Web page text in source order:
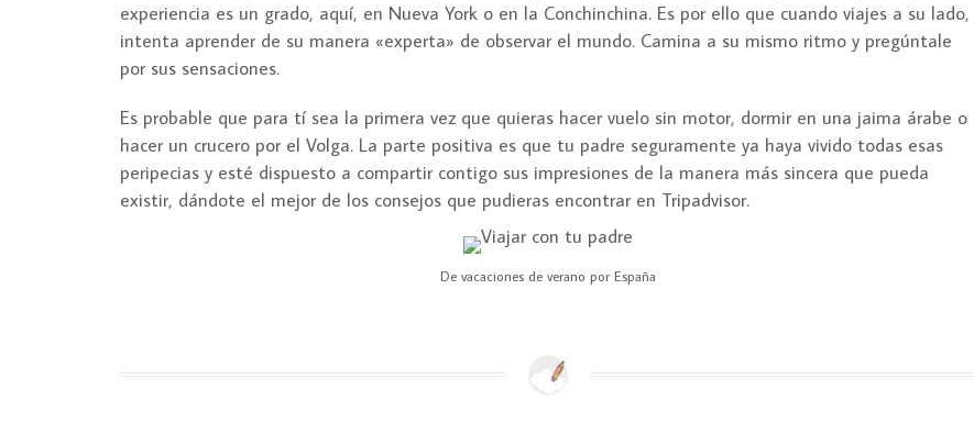
experiencia es un grado, aquí, en Nueva York o en la Conchinchina. Es por ello que cuando viajes a su lado,
intenta aprender de su manera «experta» de observar el mundo. Camina a su mismo ritmo y pregúntale
por sus sensaciones.
Es probable que para tí sea la primera vez que quieras hacer vuelo sin motor, dormir en una jaima árabe o
hacer un crucero por el Volga. La parte positiva es que tu padre seguramente ya haya vivido todas esas
peripecias y esté dispuesto a compartir contigo sus impresiones de la manera más sincera que pueda
existir, dándote el mejor de los consejos que pudieras encontrar en Tripadvisor.
De vacaciones de verano por España